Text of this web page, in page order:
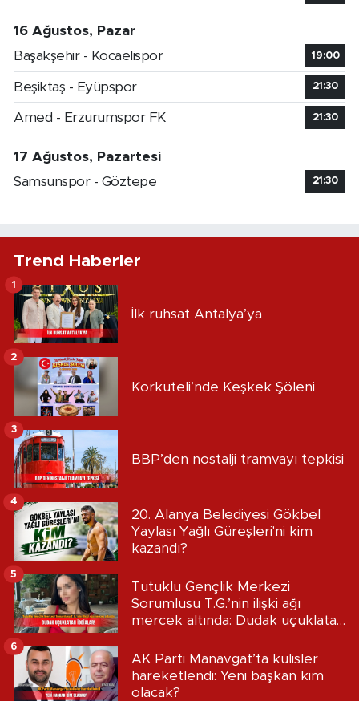
16 Ağustos, Pazar
Başakşehir - Kocaelispor
19:00
Beşiktaş - Eyüpspor 21:30
Amed - Erzurumspor FK 21:30
17 Ağustos, Pazartesi
Samsunspor - Göztepe
21:30
Trend Haberler
İlk ruhsat Antalya’ya
1
Korkuteli’nde Keşkek Şöleni
2
BBP’den nostalji tramvayı tepkisi
3
20. Alanya Belediyesi Gökbel
Yaylası Yağlı Güreşleri'ni kim
kazandı?
4
Tutuklu Gençlik Merkezi
Sorumlusu T.G.’nin ilişki ağı
mercek altında: Dudak uçuklatan
5
AK Parti Manavgat’ta kulisler
hareketlendi: Yeni başkan kim
olacak?
6